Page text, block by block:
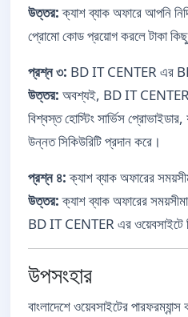
উত্তর:ক্যাশ ব্যাক অফারে আপনি
প্রোমো কোড প্রয়োগ করলে টাকা
প্রশ্ন ৩: BD IT CENTER এর
উত্তর: অবশ্যই, BD IT CENTER
বিশ্বস্ত হোস্টিং সার্ভিস প্রোভাইডার,
উন্নত সিকিউরিটি প্রদান করে।
প্রশ্ন ৪:ক্যাশ ব্যাক অফারের
উত্তর:ক্যাশ ব্যাক অফারের
BD IT CENTER এর ওয়েবসাইটে
উপসংহার
বাংলাদেশে ওয়েবসাইটের পারফরম্যান্স